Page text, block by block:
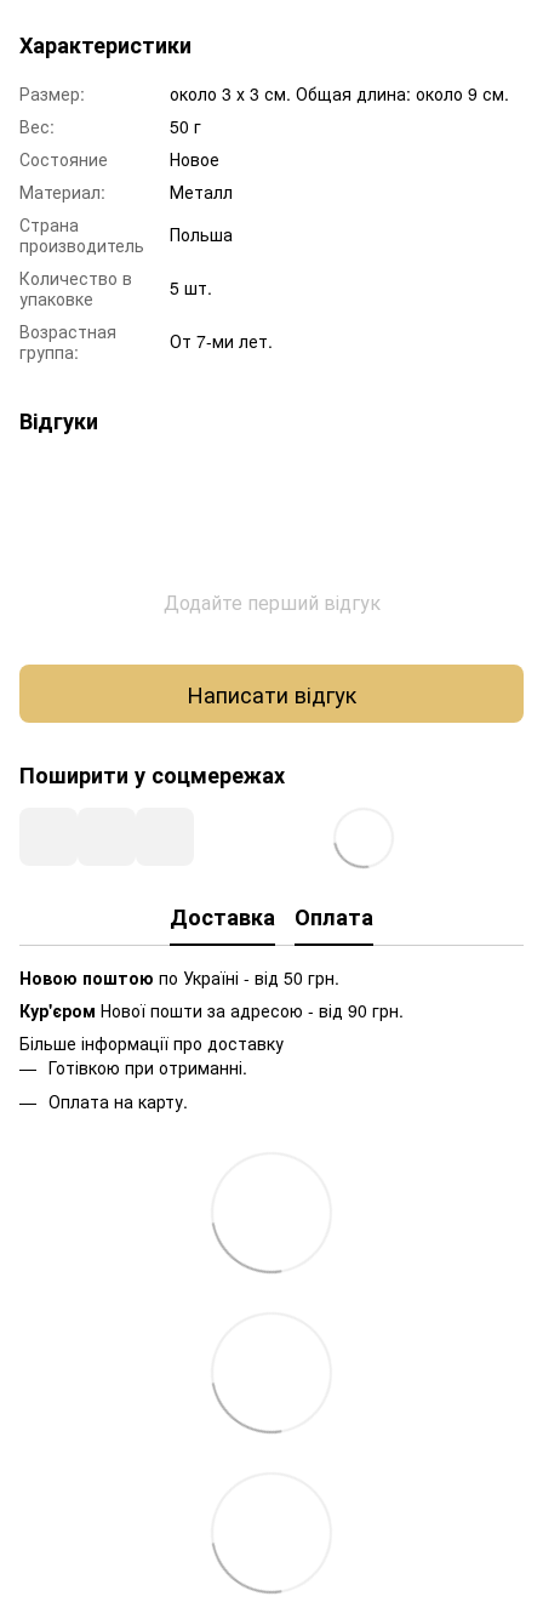
Характеристики
Размер:
около 3 х 3 см. Общая длина: около 9 см.
Вес:
50 г
Состояние
Новое
Материал:
Металл
Страна
производитель
Польша
Количество в
упаковке
5 шт.
Возрастная
группа:
От 7-ми лет.
Відгуки
Додайте перший відгук
Написати відгук
Поширити у соцмережах
Доставка Оплата
Новою поштою по Україні - від 50 грн.
Кур'єром Нової пошти за адресою - від 90 грн.
Більше інформації про доставку
Готівкою при отриманні.
Оплата на карту.